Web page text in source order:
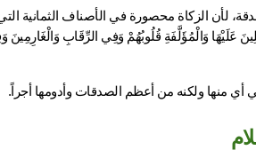
أي منها ولكنه من أعظم الصدقات وأدومها أجراً.